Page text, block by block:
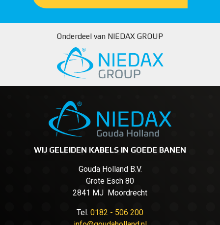
Onderdeel van NIEDAX GROUP
WIJ GELEIDEN KABELS IN GOEDE BANEN
Gouda Holland B.V.
Grote Esch 80
2841 MJ Moordrecht
Tel. 0182 - 506 200